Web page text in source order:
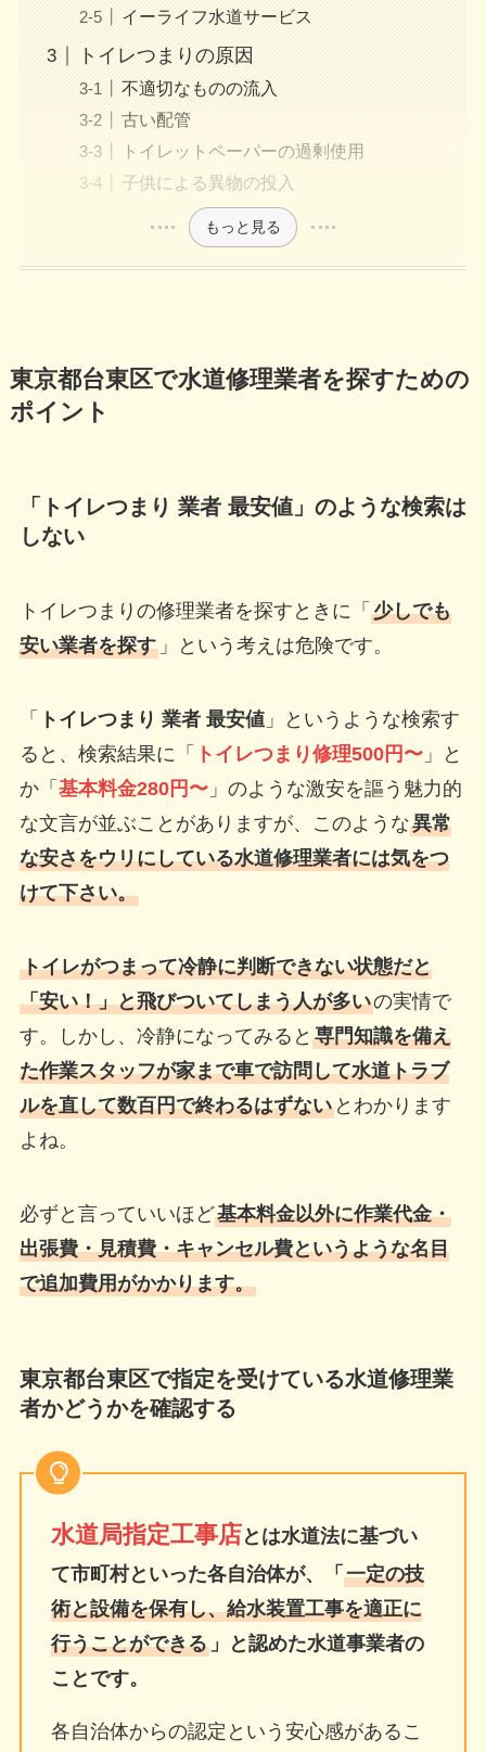
イーライフ水道サービス
トイレつまりの原因
不適切なものの流入
古い配管
トイレットペーパーの過剰使用
子供による異物の投入
もっと見る
東京都台東区で水道修理業者を探すための
ポイント
「トイレつまり 業者 最安値」のような検索は
しない
トイレつまりの修理業者を探すときに「 少しでも
安い業者を探す」という考えは危険です。
「 トイレつまり 業者 最安値」というような検索す
ると、検索結果に「
トイレつまり修理500円〜」と
か「 基本料金280円〜」のような激安を謳う魅力的
な文言が並ぶことがありますが、このような異常
な安さをウリにしている水道修理業者には気をつ
けて下さい。
トイレがつまって冷静に判断できない状態だと
「安い！」と飛びついてしまう人が多いの実情で
す。しかし、冷静になってみると 専門知識を備え
た作業スタッフが家まで車で訪問して水道トラブ
ルを直して数百円で終わるはずないとわかります
よね。
必ずと言っていいほど基本料金以外に作業代金・
出張費・見積費・キャンセル費というような名目
で追加費用がかかります。
東京都台東区で指定を受けている水道修理業
者かどうかを確認する
水道局指定工事店とは水道法に基づい
て市町村といった各自治体が、「 一定の技
術と設備を保有し、給水装置工事を適正に
行うことができる」と認めた水道事業者の
ことです。
各自治体からの認定という安心感があるこ